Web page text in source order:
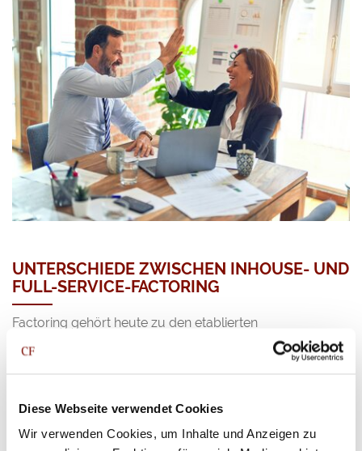
Diese Webseite verwendet Cookies
Wir verwenden Cookies, um Inhalte und Anzeigen zu
UNTERSCHIEDE ZWISCHEN INHOUSE- UND
FULL-SERVICE-FACTORING
Factoring gehört heute zu den etablierten
Finanzierungslösungen für Unternehmen, die ihre
Liquidität verbessern und finanzielle Spielräume
Finanzierungsform eine immer wichtigere Rolle, weil sie